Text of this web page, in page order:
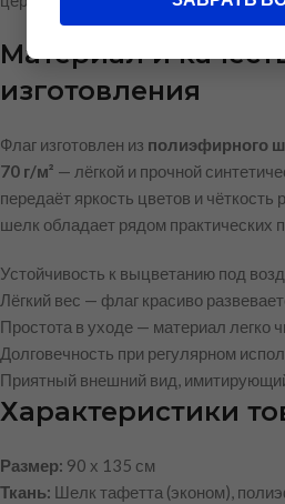
Материал и
изготовления
Флаг изготовлен из полиэфирного
70 г/м² — лёгкой и прочной
передаёт яркость цветов и
шелк обладает рядом практических
Устойчивость к выцветанию под
Лёгкий вес — флаг красиво
Простота в уходе — материал легко
Долговечность при регулярном
Приятный внешний вид,
Характеристики
Размер: 90 х 135 см
Ткань: Шелк тафетта (эконом),